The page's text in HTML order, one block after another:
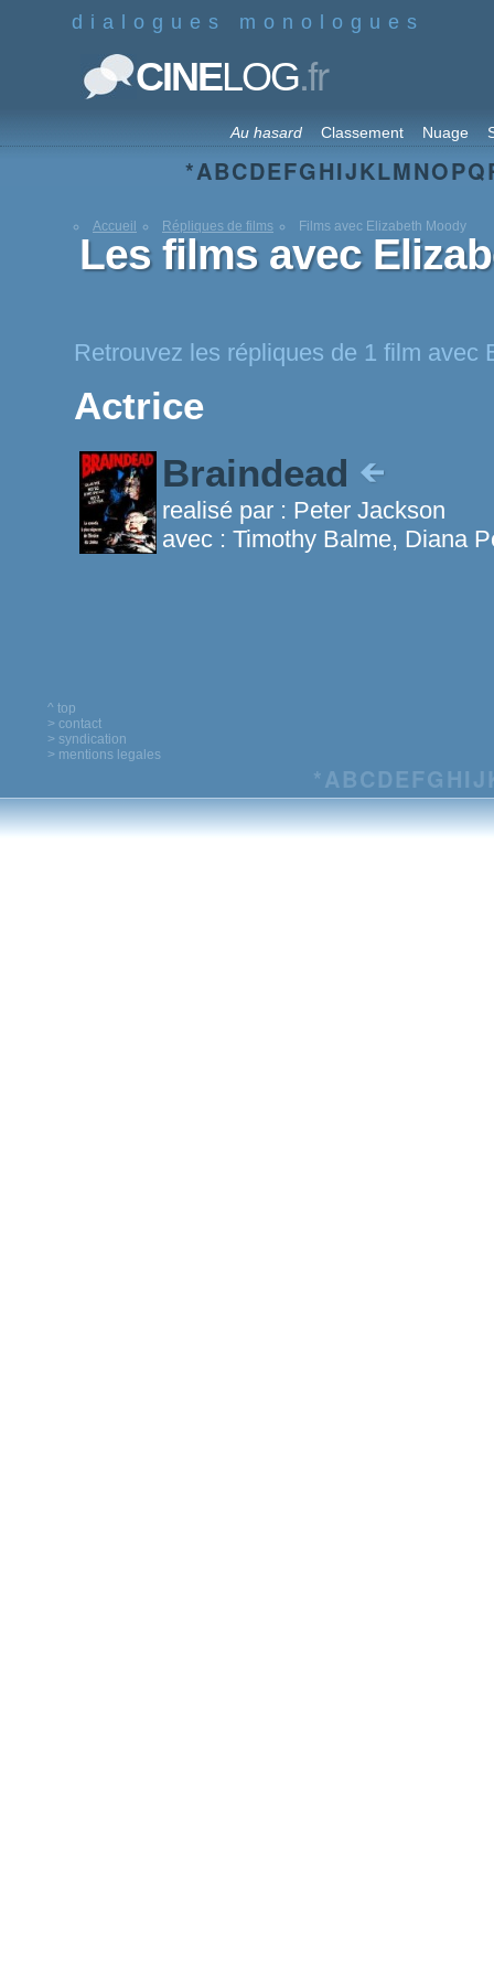
dialogues monologues
CINELOG.fr
Au hasard Classement Nuage
*ABCDEFGHIJKLMNOPQ
Accueil Répliques de films Films avec Elizabeth Moody
Les films avec
Retrouvez les répliques de 1 film avec
Actrice
Braindead
realisé par : Peter Jackson
avec : Timothy Balme, Diana
^ top
> contact
> syndication
> mentions legales
*ABCDEFG HIJ